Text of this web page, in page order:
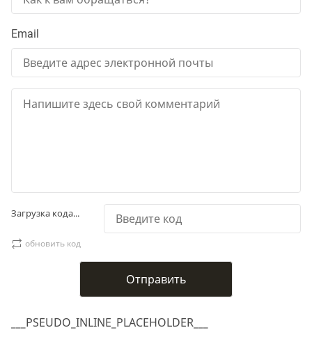
___PSEUDO_INLINE_PLACEHOLDER___
Email
Загрузка кода...
обновить код